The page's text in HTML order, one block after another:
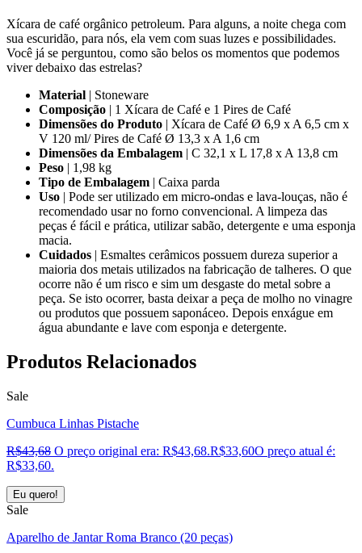
Xícara de café orgânico petroleum. Para alguns, a noite chega com
sua escuridão, para nós, ela vem com suas luzes e possibilidades.
Você já se perguntou, como são belos os momentos que podemos
viver debaixo das estrelas?
Material | Stoneware
Composição | 1 Xícara de Café e 1 Pires de Café
Dimensões do Produto | Xícara de Café Ø 6,9 x A 6,5 cm x
V 120 ml/ Pires de Café Ø 13,3 x A 1,6 cm
Dimensões da Embalagem | C 32,1 x L 17,8 x A 13,8 cm
Peso | 1,98 kg
Tipo de Embalagem | Caixa parda
Uso | Pode ser utilizado em micro-ondas e lava-louças, não é
recomendado usar no forno convencional. A limpeza das
peças é fácil e prática, utilizar sabão, detergente e uma esponja
macia.
Cuidados | Esmaltes cerâmicos possuem dureza superior a
maioria dos metais utilizados na fabricação de talheres. O que
ocorre não é um risco e sim um desgaste do metal sobre a
peça. Se isto ocorrer, basta deixar a peça de molho no vinagre
ou produtos que possuem saponáceo. Depois enxágue em
água abundante e lave com esponja e detergente.
Produtos Relacionados
Sale
Cumbuca Linhas Pistache
R$43,68 O preço original era: R$43,68.R$33,60O preço atual é:
R$33,60.
Eu quero!
Sale
Aparelho de Jantar Roma Branco (20 peças)